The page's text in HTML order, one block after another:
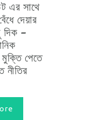
এর সাথে
দেয়ার
দিক –
মুক্তি পেতে